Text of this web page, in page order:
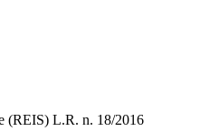
(REIS) L.R. n. 18/2016